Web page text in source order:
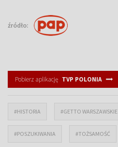
źródło:
Pobierz aplikację TVP POLONIA
#HISTORIA #GETTO WARSZAWSKIE
#POSZUKIWANIA #TOŻSAMOŚĆ